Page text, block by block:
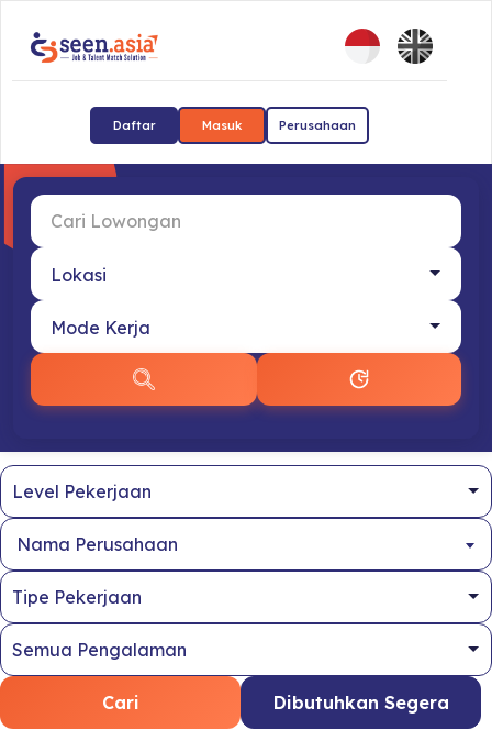
Daftar Masuk Perusahaan
Nama Perusahaan
Cari Dibutuhkan Segera